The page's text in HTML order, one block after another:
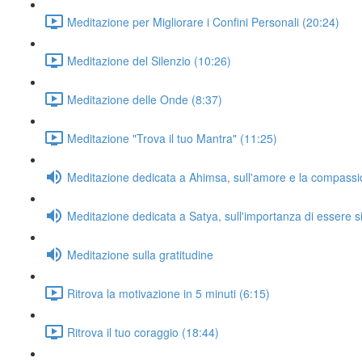
Meditazione per Migliorare i Confini Personali (20:24)
Meditazione del Silenzio (10:26)
Meditazione delle Onde (8:37)
Meditazione "Trova il tuo Mantra" (11:25)
Meditazione dedicata a Ahimsa, sull'amore e la
Meditazione dedicata a Satya, sull'importanza di essere
Meditazione sulla gratitudine
Ritrova la motivazione in 5 minuti (6:15)
Ritrova il tuo coraggio (18:44)